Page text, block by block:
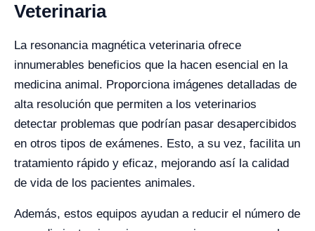
Veterinaria
La resonancia magnética veterinaria ofrece
innumerables beneficios que la hacen esencial en la
medicina animal. Proporciona imágenes detalladas de
alta resolución que permiten a los veterinarios
detectar problemas que podrían pasar desapercibidos
en otros tipos de exámenes. Esto, a su vez, facilita un
tratamiento rápido y eficaz, mejorando así la calidad
de vida de los pacientes animales.
Además, estos equipos ayudan a reducir el número de